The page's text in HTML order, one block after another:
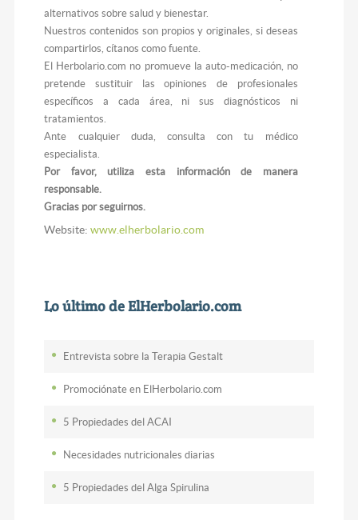
alternativos sobre salud y bienestar.
Nuestros contenidos son propios y originales, si deseas
compartirlos, cítanos como fuente.
El Herbolario.com no promueve la auto-medicación, no
pretende sustituir las opiniones de profesionales
específicos a cada área, ni sus diagnósticos ni
tratamientos.
Ante cualquier duda, consulta con tu médico
especialista.
Por favor, utiliza esta información de manera
responsable.
Gracias por seguirnos.
Website:www.elherbolario.com
Lo último de ElHerbolario.com
Entrevista sobre la Terapia Gestalt
Promociónate en ElHerbolario.com
5 Propiedades del ACAI
Necesidades nutricionales diarias
5 Propiedades del Alga Spirulina